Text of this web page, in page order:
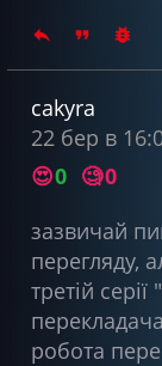
cakyra
22 бер в
😍0 🧐0
зазвичай
перегляду,
третій
робота